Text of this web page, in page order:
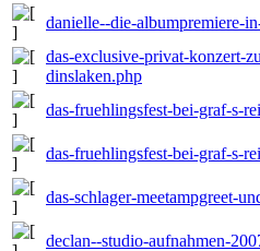
danielle--die-albumpremiere-
das-exclusive-privat-konzert-
dinslaken.php
das-fruehlingsfest-bei-graf-s-
das-fruehlingsfest-bei-graf-s-
das-schlager-meetampgreet-
declan--studio-aufnahmen-